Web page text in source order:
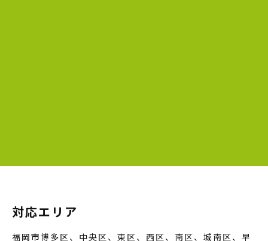
対応エリア
福岡市博多区、中央区、東区、西区、南区、城南区、早